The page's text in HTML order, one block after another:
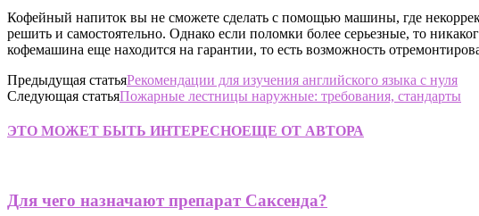
Кофейный напиток вы не сможете сделать с помощью машины, где
решить и самостоятельно. Однако если поломки более серьезные, то
кофемашина еще находится на гарантии, то есть возможность
Предыдущая статьяРекомендации для изучения английского языка с нуля
Следующая статьяПожарные лестницы наружные: требования, стандарты
ЭТО МОЖЕТ БЫТЬ ИНТЕРЕСНОЕЩЕ ОТ АВТОРА
Для чего назначают препарат Саксенда?